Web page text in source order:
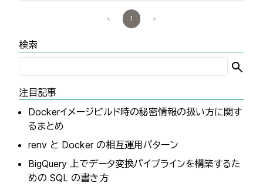
< 1 >
検索
注目記事
Dockerイメージビルド時の秘密情報の扱い方に関す
るまとめ
renv と Docker の相互運用パターン
BigQuery 上でデータ変換パイプラインを構築するた
めの SQL の書き方